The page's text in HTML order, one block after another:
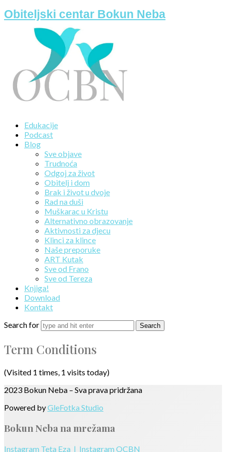
Obiteljski centar Bokun Neba
Edukacije
Podcast
Blog
Sve objave
Trudnoća
Odgoj za život
Obitelj i dom
Brak i život u dvoje
Rad na duši
Muškarac u Kristu
Alternativno obrazovanje
Aktivnosti za djecu
Klinci za klince
Naše preporuke
ART Kutak
Sve od Frano
Sve od Tereza
Knjiga!
Download
Kontakt
Search for
Term Conditions
(Visited 1 times, 1 visits today)
2023 Bokun Neba – Sva prava pridržana
Powered byGleFotka Studio
Bokun Neba na mrežama
Instagram Teta Eza | Instagram OCBN